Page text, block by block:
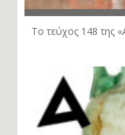
Το τεύχος 148 της